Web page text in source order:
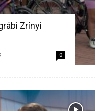
Zrínyi
0